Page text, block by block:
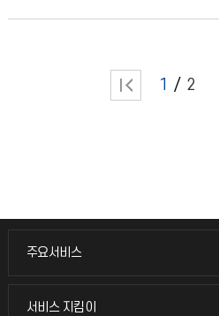
1 2
주요서비스
주요서비스
교무회의방송
서비스 지킴이
서비스 지킴이